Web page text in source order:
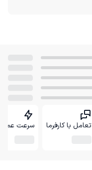
تعامل با کارفرما سرعت عمل